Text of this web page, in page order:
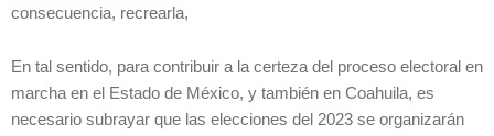
consecuencia, recrearla,
En tal sentido, para contribuir a la certeza del proceso electoral en
marcha en el Estado de México, y también en Coahuila, es
necesario subrayar que las elecciones del 2023 se organizarán